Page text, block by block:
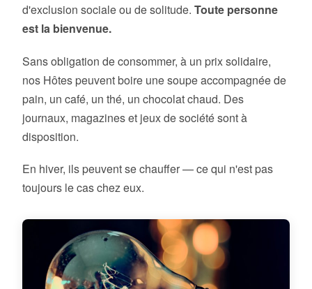
d'exclusion sociale ou de solitude. Toute personne
est la bienvenue.
Sans obligation de consommer, à un prix solidaire,
nos Hôtes peuvent boire une soupe accompagnée de
pain, un café, un thé, un chocolat chaud. Des
journaux, magazines et jeux de société sont à
disposition.
En hiver, ils peuvent se chauffer — ce qui n'est pas
toujours le cas chez eux.